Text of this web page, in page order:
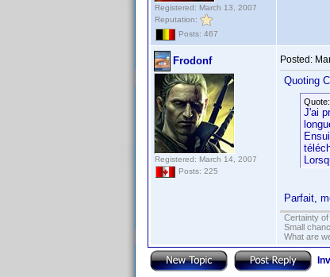
Registered: March 13, 2007
Reputation:
Posts: 467
Frodonf
Registered: March 14, 2007
Posts: 225
Posted:
Quoting
Quote:
J'ai
Parfait,
Certainty of
Small
What are